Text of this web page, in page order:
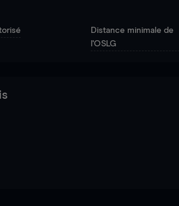
Distance minimale de
l'OSLG